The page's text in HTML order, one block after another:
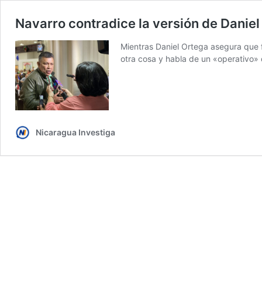
Navarro contradice la versión de
Mientras Daniel Ortega asegura
otra cosa y habla de un «operativo»
Nicaragua Investiga